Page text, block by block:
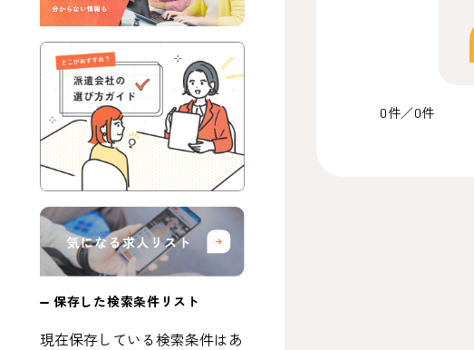
保存した検索条件リスト
現在保存している検索条件はあ
0件／0件